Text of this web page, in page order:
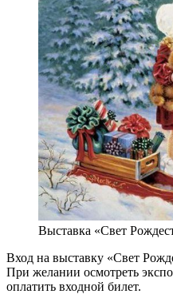
Выставка «Свет
Вход на выставку «Свет
При желании осмотреть
оплатить входной билет.